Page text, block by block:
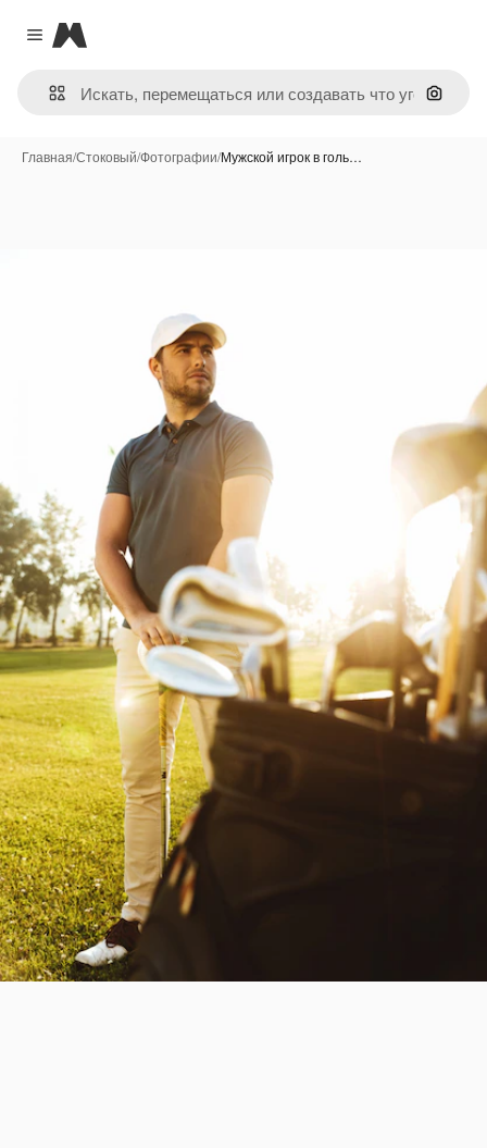
Close menu
Magnific
Поиск
Главная/Стоковый/Фотографии/Мужской игрок в голь…